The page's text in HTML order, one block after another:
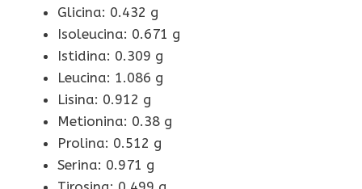
Glicina: 0.432 g
Isoleucina: 0.671 g
Istidina: 0.309 g
Leucina: 1.086 g
Lisina: 0.912 g
Metionina: 0.38 g
Prolina: 0.512 g
Serina: 0.971 g